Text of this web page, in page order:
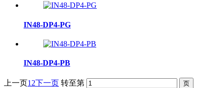
IN48-DP4-PG
IN48-DP4-PB
上一页1 2下一页 转至第